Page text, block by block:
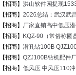
【招商】 洪山软件园提现
【招商】 2026总结：武汉武
【招商】 厂家直销高中低压
【招商】
KQZ-90（常俗称圆
【招商】 潜孔钻100B
【招商】 QZJ100B钻机配件
【招商】 低风压 中风压110